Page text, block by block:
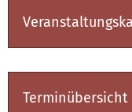
Terminübersicht